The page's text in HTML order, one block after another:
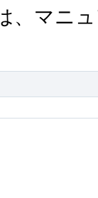
、マニ